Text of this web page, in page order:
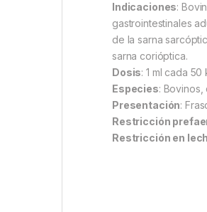
Indicaciones:
gastrointestinales
de la sarna
sarna corióptica.
Dosis: 1 ml cada 50
Especies: Bovinos,
Presentación:
Restricción
Restricción en